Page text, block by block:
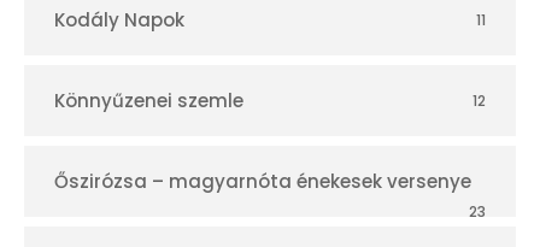
Kodály Napok 11
Könnyűzenei szemle 12
Őszirózsa – magyarnóta énekesek versenye
23